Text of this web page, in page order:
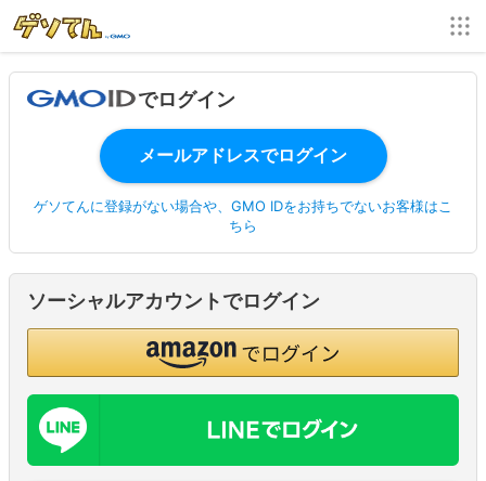
でログイン
ゲソてんに登録がない場合や、GMO IDをお持ちでないお客様はこ
ちら
ソーシャルアカウントでログイン